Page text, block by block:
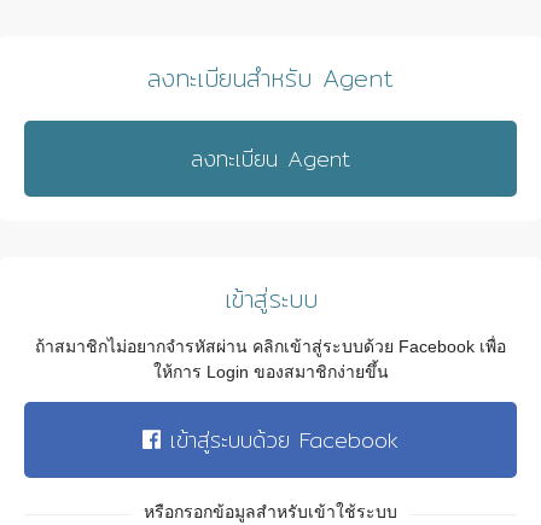
ลงทะเบียนสำหรับ Agent
ลงทะเบียน Agent
เข้าสู่ระบบ
ถ้าสมาชิกไม่อยากจำรหัสผ่าน คลิกเข้าสู่ระบบด้วย Facebook เพื่อ
ให้การ Login ของสมาชิกง่ายขึ้น
เข้าสู่ระบบด้วย Facebook
หรือกรอกข้อมูลสำหรับเข้าใช้ระบบ